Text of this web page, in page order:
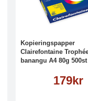
Kopieringspapper
Clairefontaine
banangu A4 80g 500st
179kr
Köp